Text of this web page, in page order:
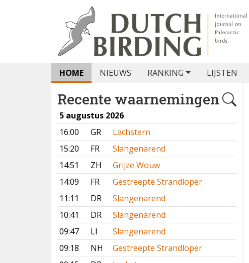
HOME NIEUWS RANKING LIJSTEN
Recente waarnemingen
5 augustus 2026
16:00
GR
Lachstern
15:20
FR
Slangenarend
14:51
ZH
Grijze Wouw
14:09
FR
Gestreepte Strandloper
11:11
DR
Slangenarend
10:41
DR
Slangenarend
09:47
LI
Slangenarend
09:18
NH
Gestreepte Strandloper